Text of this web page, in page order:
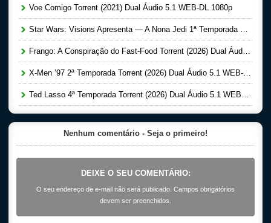
Voe Comigo Torrent (2021) Dual Áudio 5.1 WEB-DL 1080p
Star Wars: Visions Apresenta — A Nona Jedi 1ª Temporada Completa Torrent (2026) Dual Áudio 5.1 WEB-DL 1080p
Frango: A Conspiração do Fast-Food Torrent (2026) Dual Áudio 5.1 WEB-DL 1080p
X-Men ’97 2ª Temporada Torrent (2026) Dual Áudio 5.1 WEB-DL 1080p
Ted Lasso 4ª Temporada Torrent (2026) Dual Áudio 5.1 WEB-DL 1080p
Nenhum comentário - Seja o primeiro!
DEIXE O SEU COMENTÁRIO:
O seu endereço de e-mail não será publicado. Campos obrigatórios
devem ser preenchidos.